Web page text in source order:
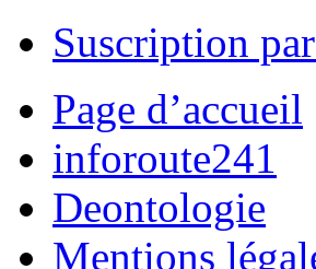
Suscription
Page d’accueil
inforoute241
Deontologie
Mentions